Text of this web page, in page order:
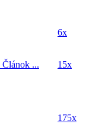
6x
Článok ... 15x
175x